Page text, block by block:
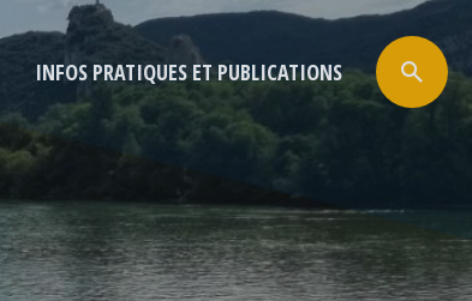
INFOS PRATIQUES ET PUBLICATIONS